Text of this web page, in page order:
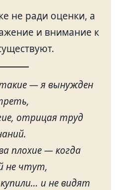
не ради оценки, а
и внимание к
— я вынужден
отрицая труд
плохие — когда
не чтут,
и не видят